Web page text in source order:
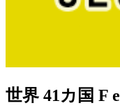
世界 41カ国 F